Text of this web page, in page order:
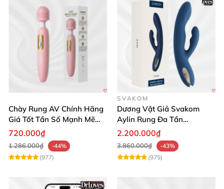
Chày Rung AV Chính Hãng
Giá Tốt Tần Số Mạnh Mẽ
Siêu Bền
720.000₫
1.286.000₫
-44%
(977)
SVAKOM
Dương Vật Giả Svakom
Aylin Rung Đa Tần
Massage Sung Sướng
2.200.000₫
3.860.000₫
-43%
(975)